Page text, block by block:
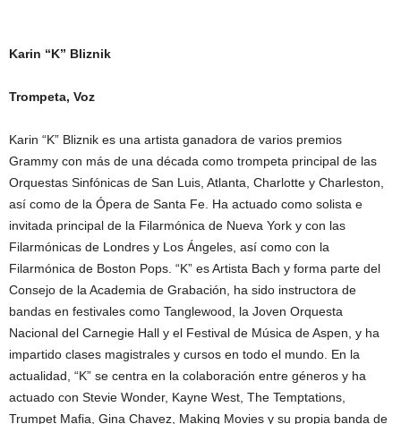
Karin “K” Bliznik
Trompeta, Voz
Karin “K” Bliznik es una artista ganadora de varios premios
Grammy con más de una década como trompeta principal de las
Orquestas Sinfónicas de San Luis, Atlanta, Charlotte y Charleston,
así como de la Ópera de Santa Fe. Ha actuado como solista e
invitada principal de la Filarmónica de Nueva York y con las
Filarmónicas de Londres y Los Ángeles, así como con la
Filarmónica de Boston Pops. “K” es Artista Bach y forma parte del
Consejo de la Academia de Grabación, ha sido instructora de
bandas en festivales como Tanglewood, la Joven Orquesta
Nacional del Carnegie Hall y el Festival de Música de Aspen, y ha
impartido clases magistrales y cursos en todo el mundo. En la
actualidad, “K” se centra en la colaboración entre géneros y ha
actuado con Stevie Wonder, Kayne West, The Temptations,
Trumpet Mafia, Gina Chavez, Making Movies y su propia banda de